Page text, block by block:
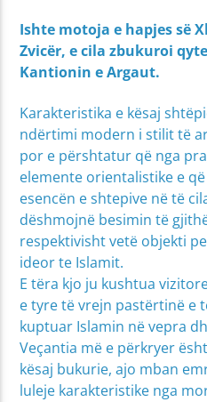
Ishte motoja e hapjes së
Zvicër, e cila zbukuroi
Kantionin e Argaut.
Karakteristika e kësaj
ndërtimi modern i stilit të
por e përshtatur që nga
elemente orientalistike e
esencën e shtepive në të
dëshmojnë besimin të
respektivisht vetë objekti
ideor te Islamit.
E tëra kjo ju kushtua
e tyre të vrejn pastërtinë e
kuptuar Islamin në vepra
Veçantia më e përkryer
kësaj bukurie, ajo mban
luleje karakteristike nga